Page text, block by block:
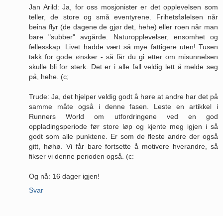
Jan Arild: Ja, for oss mosjonister er det opplevelsen som
teller, de store og små eventyrene. Frihetsfølelsen når
beina flyr (de dagene de gjør det, hehe) eller roen når man
bare "subber" avgårde. Naturopplevelser, ensomhet og
fellesskap. Livet hadde vært så mye fattigere uten! Tusen
takk for gode ønsker - så får du gi etter om misunnelsen
skulle bli for sterk. Det er i alle fall veldig lett å melde seg
på, hehe. (c;
Trude: Ja, det hjelper veldig godt å høre at andre har det på
samme måte også i denne fasen. Leste en artikkel i
Runners World om utfordringene ved en god
oppladingsperiode før store løp og kjente meg igjen i så
godt som alle punktene. Er som de fleste andre der også
gitt, høhø. Vi får bare fortsette å motivere hverandre, så
fikser vi denne perioden også. (c:
Og nå: 16 dager igjen!
Svar